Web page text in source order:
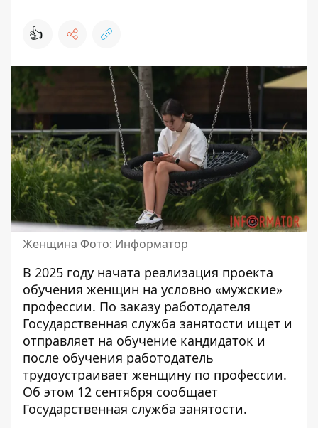
👍
Женщина Фото: Информатор
В 2025 году начата реализация проекта
обучения женщин на условно «мужские»
профессии. По заказу работодателя
Государственная служба занятости ищет и
отправляет на обучение кандидаток и
после обучения работодатель
трудоустраивает женщину по профессии.
Об этом 12 сентября сообщает
Государственная служба занятости.